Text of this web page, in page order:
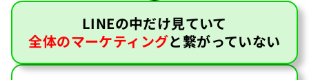
LINEの中だけ見ていて
全体のマーケティングと繋がっていない